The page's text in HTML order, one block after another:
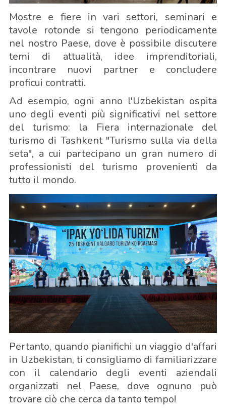
Mostre e fiere in vari settori, seminari e
tavole rotonde si tengono periodicamente
nel nostro Paese, dove è possibile discutere
temi di attualità, idee imprenditoriali,
incontrare nuovi partner e concludere
proficui contratti.
Ad esempio, ogni anno l'Uzbekistan ospita
uno degli eventi più significativi nel settore
del turismo: la Fiera internazionale del
turismo di Tashkent "Turismo sulla via della
seta", a cui partecipano un gran numero di
professionisti del turismo provenienti da
tutto il mondo.
Pertanto, quando pianifichi un viaggio d'affari
in Uzbekistan, ti consigliamo di familiarizzare
con il calendario degli eventi aziendali
organizzati nel Paese, dove ognuno può
trovare ciò che cerca da tanto tempo!